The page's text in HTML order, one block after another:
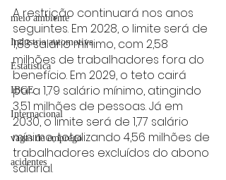
meio ambiente
Industria automotiva
Estatística
IBGE
Internacional
vagas de emprego
acidentes
A restrição continuará nos anos
seguintes. Em 2028, o limite será de
1,83 salário mínimo, com 2,58
milhões de trabalhadores fora do
benefício. Em 2029, o teto cairá
para 1,79 salário mínimo, atingindo
3,51 milhões de pessoas. Já em
2030, o limite será de 1,77 salário
mínimo, totalizando 4,56 milhões de
trabalhadores excluídos do abono
salarial.